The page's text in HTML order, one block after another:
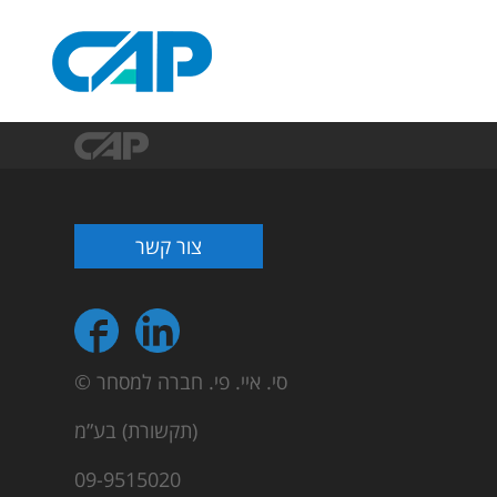
צור קשר
© סי. איי. פי. חברה למסחר
(תקשורת) בע”מ
09-9515020